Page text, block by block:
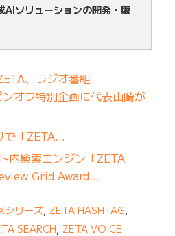
AIソリューションの開発・販
、ラジオ番組
オフ特別企画に代表山崎が
「ZETA…
内検索エンジン「ZETA
Grid Award…
シリーズ, ZETA HASHTAG,
SEARCH, ZETA VOICE